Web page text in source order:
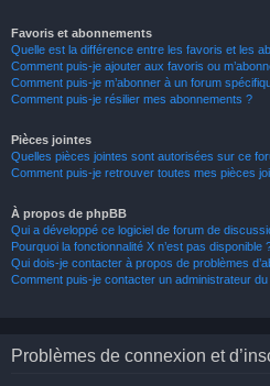
Favoris et abonnements
Quelle est la différence entre les favoris et les
Comment puis-je ajouter aux favoris ou
Comment puis-je m’abonner à un forum
Comment puis-je résilier mes abonnements ?
Pièces jointes
Quelles pièces jointes sont autorisées sur ce
Comment puis-je retrouver toutes mes pièces
À propos de phpBB
Qui a développé ce logiciel de forum de
Pourquoi la fonctionnalité X n’est pas disponible
Qui dois-je contacter à propos de problèmes
Comment puis-je contacter un administrateur
Problèmes de connexion et